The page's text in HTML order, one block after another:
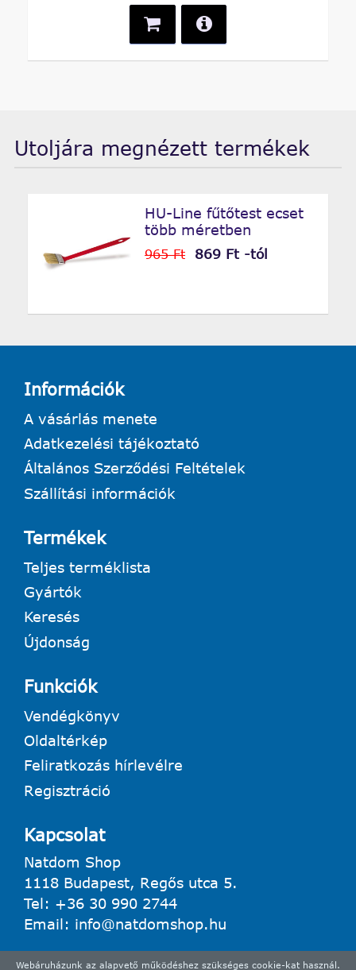
Webáruházunk az alapvető működéshez szükséges cookie-kat használ.
Utoljára megnézett termékek
HU-Line fűtőtest ecset
több méretben
965 Ft 869 Ft -tól
Információk
A vásárlás menete
Adatkezelési tájékoztató
Általános Szerződési Feltételek
Szállítási információk
Termékek
Teljes terméklista
Gyártók
Keresés
Újdonság
Funkciók
Vendégkönyv
Oldaltérkép
Feliratkozás hírlevélre
Regisztráció
Kapcsolat
Natdom Shop
1118 Budapest, Regős utca 5.
Tel: +36 30 990 2744
Email: info@natdomshop.hu